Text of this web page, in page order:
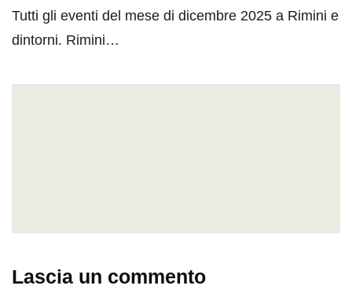
Tutti gli eventi del mese di dicembre 2025 a Rimini e
dintorni. Rimini…
Lascia un commento